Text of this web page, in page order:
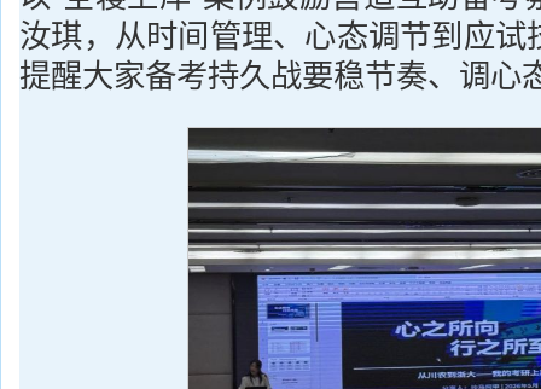
汝琪，从时间管理、心态调节到应试
提醒大家备考持久战要稳节奏、调心